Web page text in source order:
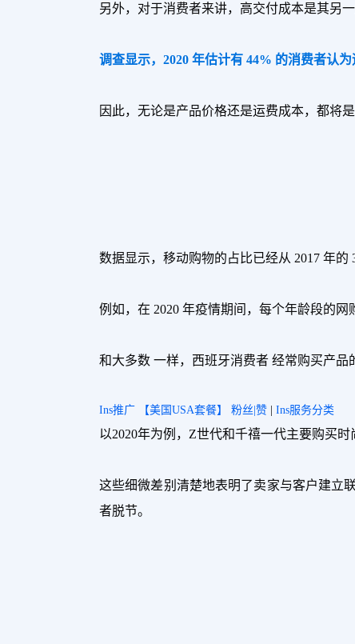
另外，对于消费者来讲，高交付成本是其另
调查显示，2020 年估计有 44% 的消费者认
因此，无论是产品价格还是运费成本，都将
数据显示，移动购物的占比已经从 2017 年的
例如，在 2020 年疫情期间，每个年龄段的网
和大多数 一样，西班牙消费者 经常购买产品
Ins推广 【美国USA套餐】 粉丝|赞 | Ins服务分类
以2020年为例，Z世代和千禧一代主要购买
这些细微差别清楚地表明了卖家与客户建立
者脱节。